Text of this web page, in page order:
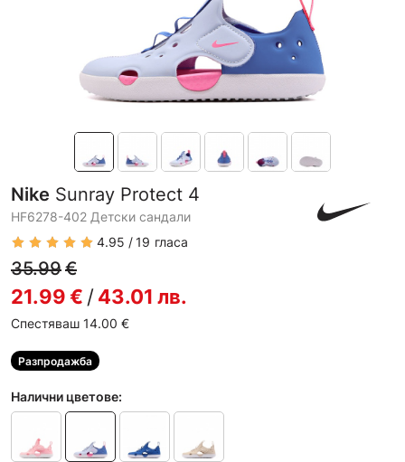
Nike Sunray Protect 4
HF6278-402 Детски сандали
4.95
19 гласа
35.99€
21.99€ /43.01 лв.
Спестяваш 14.00 €
Разпродажба
Налични цветове: